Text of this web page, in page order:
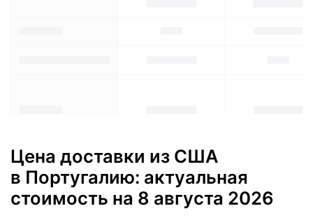
Цена доставки из США
в Португалию: актуальная
стоимость на 8 августа 2026